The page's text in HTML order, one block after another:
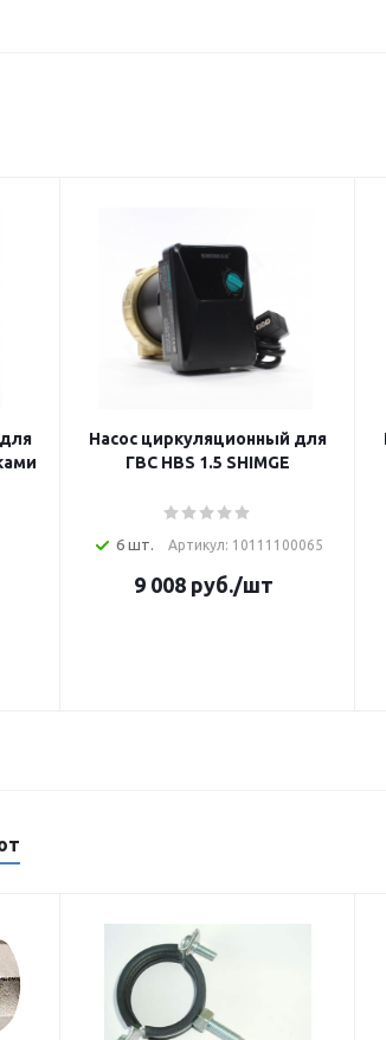
Насос циркуляционный для
ГВС HBS 1.5 SHIMGE
6 шт. Артикул: 10111100065
9 008 руб./шт